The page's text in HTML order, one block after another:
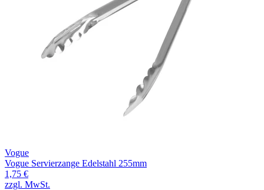
Vogue
Vogue Servierzange Edelstahl 255mm
1,75 €
zzgl. MwSt.